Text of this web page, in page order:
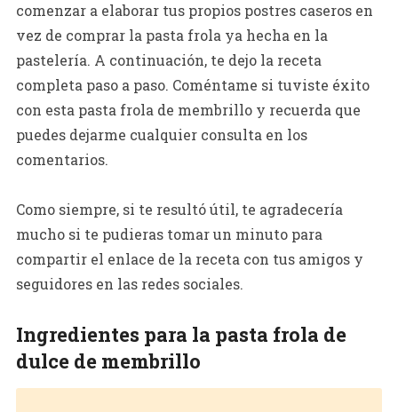
comenzar a elaborar tus propios postres caseros en
vez de comprar la pasta frola ya hecha en la
pastelería. A continuación, te dejo la receta
completa paso a paso. Coméntame si tuviste éxito
con esta pasta frola de membrillo y recuerda que
puedes dejarme cualquier consulta en los
comentarios.
Como siempre, si te resultó útil, te agradecería
mucho si te pudieras tomar un minuto para
compartir el enlace de la receta con tus amigos y
seguidores en las redes sociales.
Ingredientes para la pasta frola de
dulce de membrillo